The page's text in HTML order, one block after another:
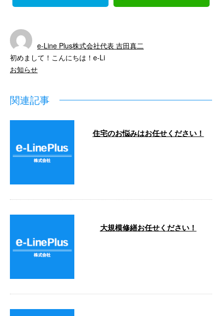
e-Line Plus株式会社代表 吉田真二
初めまして！こんにちは！e-Li
お知らせ
関連記事
住宅のお悩みはお任せください！
大規模修繕お任せください！